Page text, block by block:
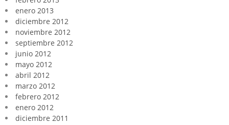
enero 2013
diciembre 2012
noviembre 2012
septiembre 2012
junio 2012
mayo 2012
abril 2012
marzo 2012
febrero 2012
enero 2012
diciembre 2011